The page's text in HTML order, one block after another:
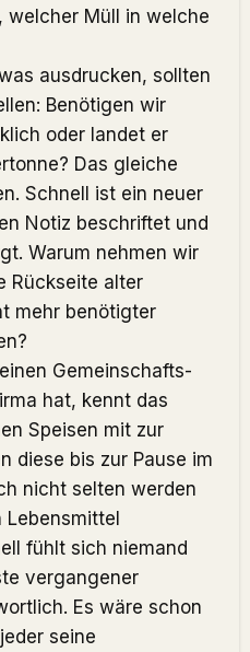
welcher Müll in welche
ausdrucken, sollten
Benötigen wir
oder landet er
Das gleiche
Schnell ist ein neuer
Notiz beschriftet und
Warum nehmen wir
Rückseite alter
mehr benötigter
Gemeinschafts-
hat, kennt das
Speisen mit zur
diese bis zur Pause im
nicht selten werden
fühlt sich niemand
vergangener
Es wäre schon
seine